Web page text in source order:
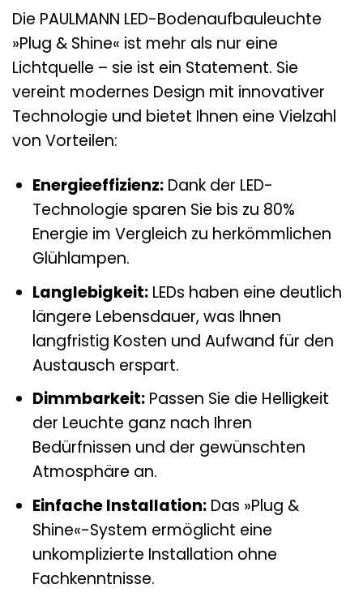
Die PAULMANN LED-Bodenaufbauleuchte
»Plug & Shine« ist mehr als nur eine
Lichtquelle – sie ist ein Statement. Sie
vereint modernes Design mit innovativer
Technologie und bietet Ihnen eine Vielzahl
von Vorteilen:
Energieeffizienz:Dank der LED-
Technologie sparen Sie bis zu 80%
Energie im Vergleich zu herkömmlichen
Glühlampen.
Langlebigkeit:LEDs haben eine deutlich
längere Lebensdauer, was Ihnen
langfristig Kosten und Aufwand für den
Austausch erspart.
Dimmbarkeit:Passen Sie die Helligkeit
der Leuchte ganz nach Ihren
Bedürfnissen und der gewünschten
Atmosphäre an.
Einfache Installation:Das »Plug &
Shine«-System ermöglicht eine
unkomplizierte Installation ohne
Fachkenntnisse.